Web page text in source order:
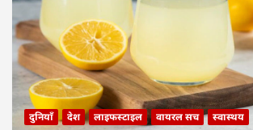
दुनियाँ देश लाइफस्टाइल वायरल सच स्वास्थय